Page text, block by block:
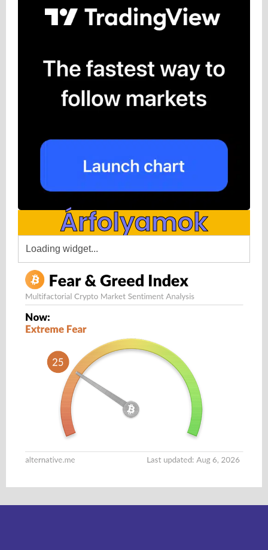
Árfolyamok